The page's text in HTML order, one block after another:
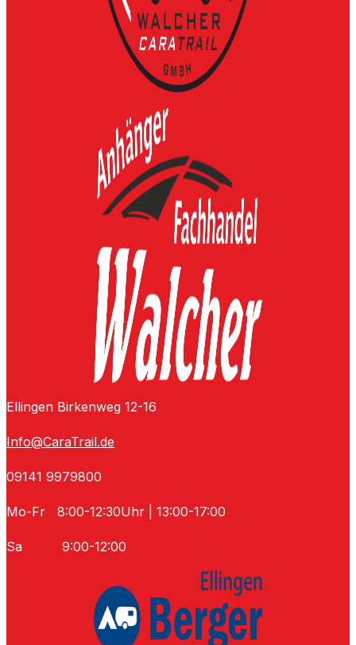
Ellingen Birkenweg 12-16
Info@CaraTrail.de
09141 9979800
Mo-Fr 8:00-12:30Uhr | 13:00-17:00
Sa 9:00-12:00